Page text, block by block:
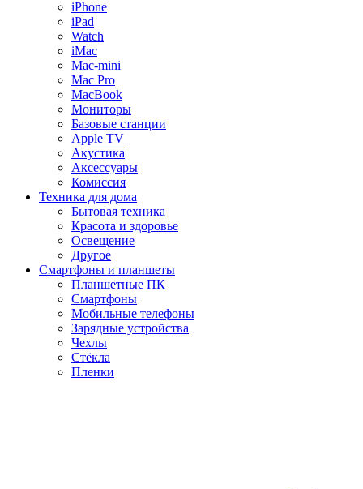
iPhone
iPad
Watch
iMac
Mac-mini
Mac Pro
MacBook
Мониторы
Базовые станции
Apple TV
Акустика
Аксессуары
Комиссия
Техника для дома
Бытовая техника
Красота и здоровье
Освещение
Другое
Смартфоны и планшеты
Планшетные ПК
Смартфоны
Мобильные телефоны
Зарядные устройства
Чехлы
Стёкла
Пленки